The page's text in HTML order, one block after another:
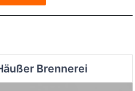
Brennerei